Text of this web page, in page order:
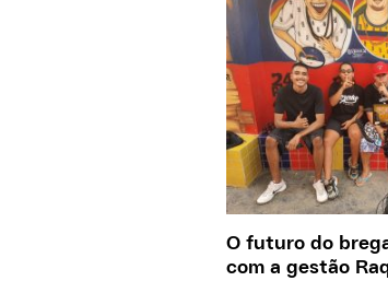
O futuro do
com a gestão